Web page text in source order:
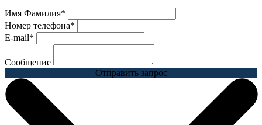
Имя Фамилия*
Номер телефона*
E-mail*
Сообщение
Отправить запрос